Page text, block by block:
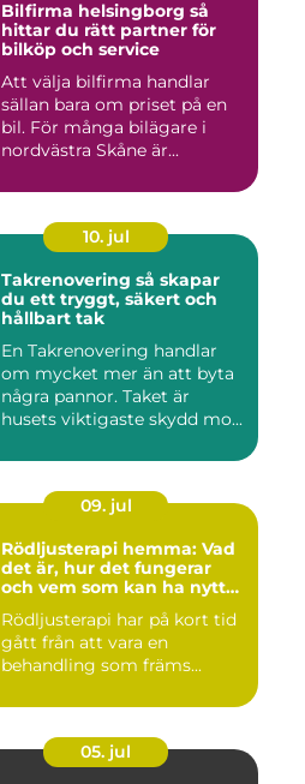
Bilfirma helsingborg så
hittar du rätt partner för
bilköp och service
Att välja bilfirma handlar
sällan bara om priset på en
bil. För många bilägare i
nordvästra Skåne är...
10. jul
Takrenovering så skapar
du ett tryggt, säkert och
hållbart tak
En Takrenovering handlar
om mycket mer än att byta
några pannor. Taket är
husets viktigaste skydd mo...
09. jul
Rödljusterapi hemma: Vad
det är, hur det fungerar
och vem som kan ha nytta
Rödljusterapi har på kort tid
gått från att vara en
behandling som främs...
05. jul